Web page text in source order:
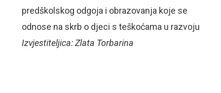
predškolskog odgoja i obrazovanja koje se
odnose na skrb o djeci s teškoćama u razvoju
Izvjestiteljica: Zlata Torbarina